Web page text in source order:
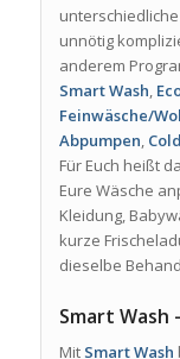
unnötig
anderem
Smart Wash
Feinwäsche/
Abpumpen
Für Euch heißt
Eure Wäsche
Kleidung,
kurze
dieselbe
Smart Wash
Mit Smart Wash